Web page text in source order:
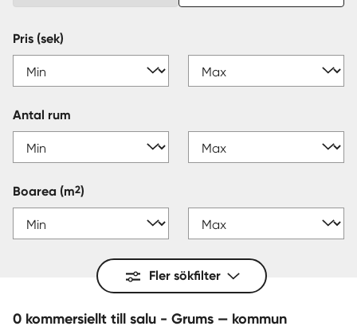
Pris (sek)
Antal rum
Boarea (m2)
Fler sökfilter
0 kommersiellt till salu - Grums — kommun